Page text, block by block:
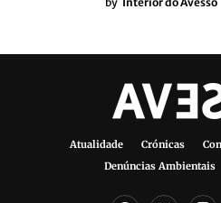
Atualidade Crónicas
Denúncias Ambientais